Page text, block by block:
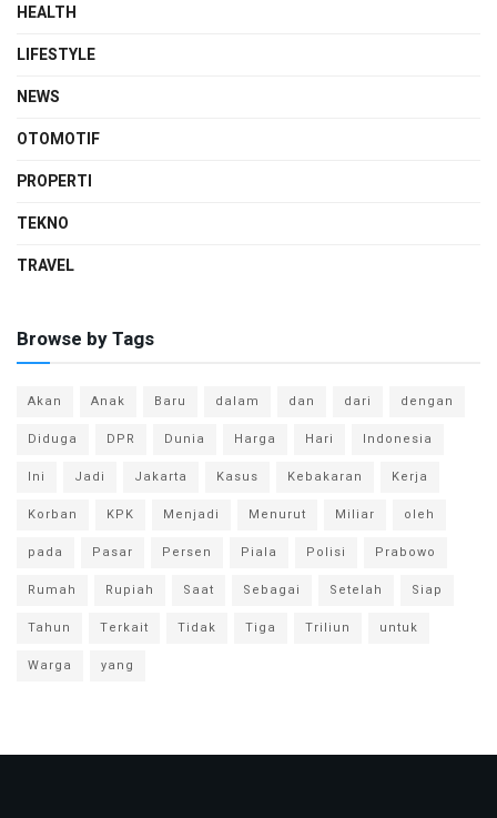
HEALTH
LIFESTYLE
NEWS
OTOMOTIF
PROPERTI
TEKNO
TRAVEL
Browse by Tags
Akan Anak Baru dalam dan dari
dengan
Diduga
DPR Dunia Harga Hari
Indonesia
Ini
Jadi Jakarta Kasus Kebakaran
Kerja
Korban
KPK Menjadi Menurut Miliar
oleh
pada
Pasar Persen Piala Polisi
Prabowo
Rumah
Rupiah Saat Sebagai Setelah
Siap
Tahun
Terkait Tidak Tiga Triliun
untuk
Warga
yang